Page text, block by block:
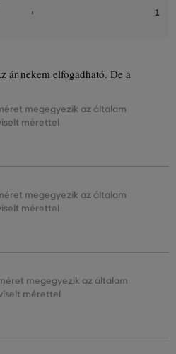
1
ár nekem elfogadható. De a
megegyezik az általam
mérettel
megegyezik az általam
mérettel
megegyezik az általam
mérettel